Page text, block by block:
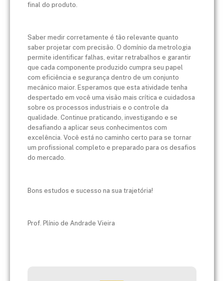
final do produto.
Saber medir corretamente é tão relevante quanto
saber projetar com precisão. O domínio da metrologia
permite identificar falhas, evitar retrabalhos e garantir
que cada componente produzido cumpra seu papel
com eficiência e segurança dentro de um conjunto
mecânico maior. Esperamos que esta atividade tenha
despertado em você uma visão mais crítica e cuidadosa
sobre os processos industriais e o controle da
qualidade. Continue praticando, investigando e se
desafiando a aplicar seus conhecimentos com
excelência. Você está no caminho certo para se tornar
um profissional completo e preparado para os desafios
do mercado.
Bons estudos e sucesso na sua trajetória!
Prof. Plínio de Andrade Vieira